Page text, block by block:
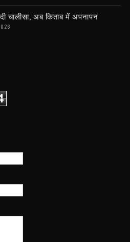
चालीसा, अब किताब में अपनापन